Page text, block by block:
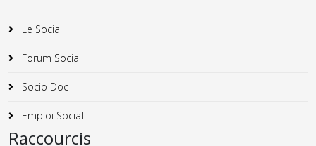
Le Social
Forum Social
Socio Doc
Emploi Social
Raccourcis